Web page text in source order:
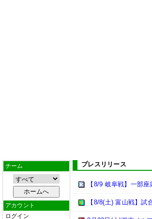
チーム
アカウント
ログイン
プレスリリース
【8/9 岐阜戦】一部
【8/8(土) 富山戦】試